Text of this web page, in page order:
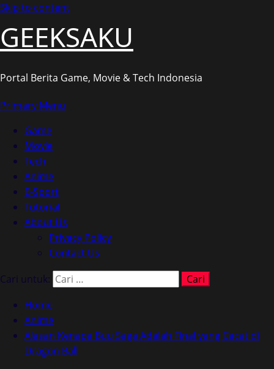
Skip to content
GEEKSAKU
Portal Berita Game, Movie & Tech Indonesia
Primary Menu
Game
Movie
Tech
Anime
E-Sport
Tutorial
About Us
Privacy Policy
Contact Us
Cari untuk:
Home
Anime
Alasan Kenapa Buu Saga Adalah Final yang Cacat di
Dragon Ball